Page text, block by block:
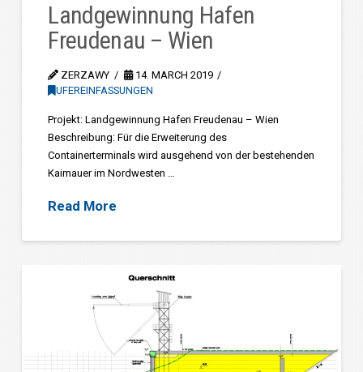
Landgewinnung Hafen
Freudenau – Wien
ZERZAWY
14. MARCH 2019
UFEREINFASSUNGEN
Projekt: Landgewinnung Hafen Freudenau – Wien
Beschreibung: Für die Erweiterung des
Containerterminals wird ausgehend von der bestehenden
Kaimauer im Nordwesten …
Read More